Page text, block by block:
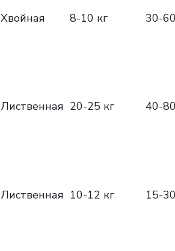
Хвойная 8-10 кг 30-
Лиственная 20-25 кг 40-
Лиственная 10-12 кг 15-